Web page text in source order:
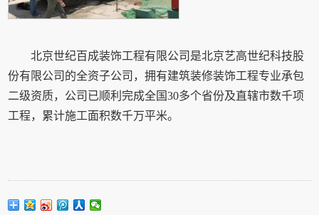
北京世纪百成装饰工程有限公司是北京艺高世纪科技股
份有限公司的全资子公司，拥有建筑装修装饰工程专业承包
二级资质，公司已顺利完成全国30多个省份及直辖市数千项
工程，累计施工面积数千万平米。